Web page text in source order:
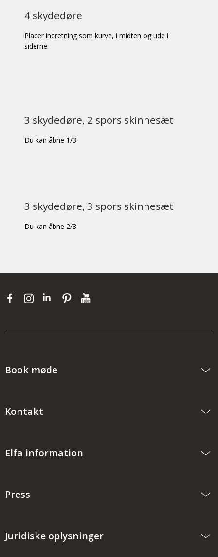
4 skydedøre
Placer indretning som kurve, i midten og ude i
siderne.
3 skydedøre, 2 spors skinnesæt
Du kan åbne 1/3
3 skydedøre, 3 spors skinnesæt
Du kan åbne 2/3
Book møde
Kontakt
Elfa information
Press
Juridiske oplysninger